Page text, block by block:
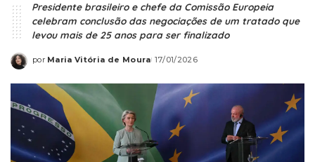
Presidente brasileiro e chefe da Comissão Europeia
celebram conclusão das negociações de um tratado que
levou mais de 25 anos para ser finalizado
por Maria Vitória de Moura 17/01/2026